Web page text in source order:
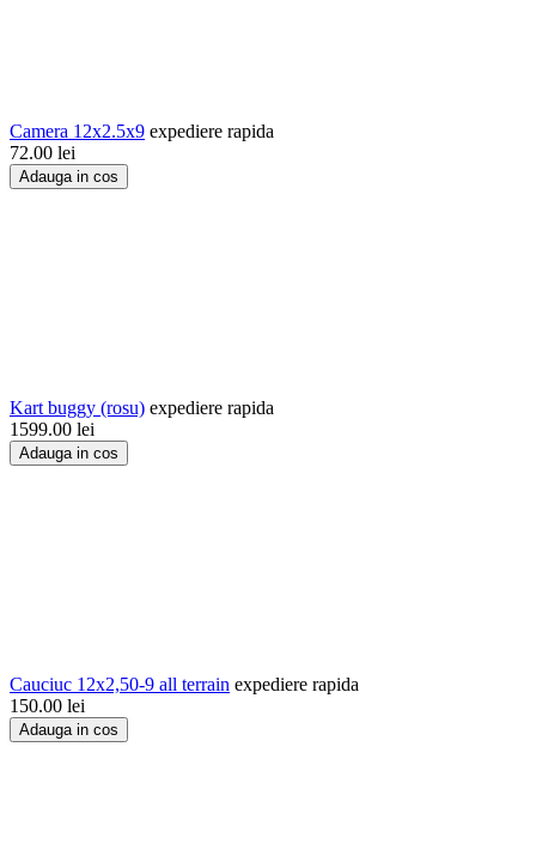
Camera 12x2.5x9 expediere rapida
72.00 lei
Adauga in cos
Kart buggy (rosu) expediere rapida
1599.00 lei
Adauga in cos
Cauciuc 12x2,50-9 all terrain expediere rapida
150.00 lei
Adauga in cos